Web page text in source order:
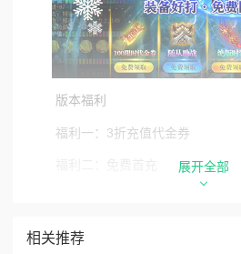
版本福利
福利一：3折充值代金券
福利四：每日送100限时代金券
展开全部
相关推荐